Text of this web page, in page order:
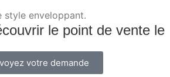
style enveloppant.
le point de vente le
votre demande